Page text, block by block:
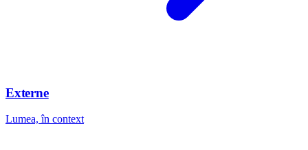
Externe
Lumea, în context